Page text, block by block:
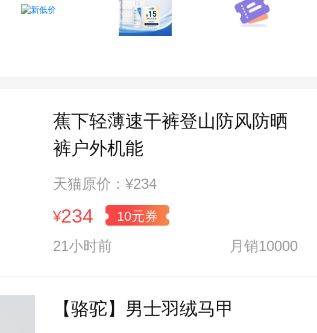
蕉下轻薄速干裤登山防风防晒
裤户外机能
天猫原价：¥234
¥234 10元券
21小时前 月销10000
【骆驼】男士羽绒马甲